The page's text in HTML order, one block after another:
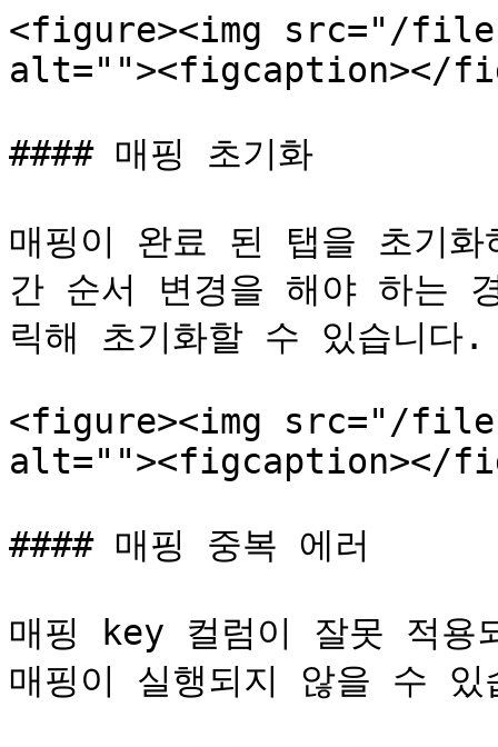
<figure><img src="/
alt=""><figcaption></
#### 매핑 초기화
매핑이 완료 된 탭을 초기
간 순서 변경을 해야 하는
릭해 초기화할 수 있습니다.
<figure><img src="/files/
alt=""><figcaption></
#### 매핑 중복 에러
매핑 key 컬럼이 잘못 적용
매핑이 실행되지 않을 수 있